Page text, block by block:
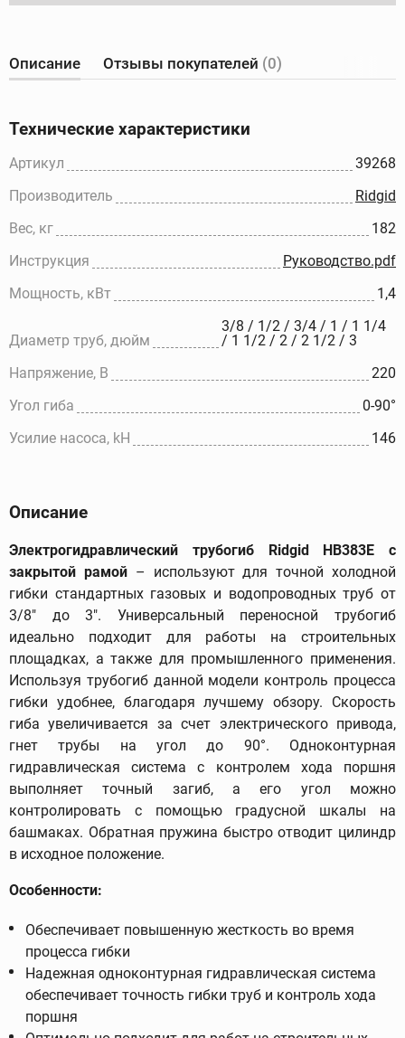
Описание Отзывы покупателей (0)
Технические характеристики
Артикул
39268
Производитель
Ridgid
Вес, кг
182
Инструкция
Руководство.pdf
Мощность, кВт
1,4
Диаметр труб, дюйм
3/8 / 1/2 / 3/4 / 1 / 1 1/4
/ 1 1/2 / 2 / 2 1/2 / 3
Напряжение, В
220
Угол гиба
0-90°
Усилие насоса, kH
146
Описание
Электрогидравлический трубогиб Ridgid HB383E с
закрытой рамой– используют для точной холодной
гибки стандартных газовых и водопроводных труб от
3/8" до 3". Универсальный переносной трубогиб
идеально подходит для работы на строительных
площадках, а также для промышленного применения.
Используя трубогиб данной модели контроль процесса
гибки удобнее, благодаря лучшему обзору. Скорость
гиба увеличивается за счет электрического привода,
гнет трубы на угол до 90°. Одноконтурная
гидравлическая система с контролем хода поршня
выполняет точный загиб, а его угол можно
контролировать с помощью градусной шкалы на
башмаках. Обратная пружина быстро отводит цилиндр
в исходное положение.
Особенности:
Обеспечивает повышенную жесткость во время
процесса гибки
Надежная одноконтурная гидравлическая система
обеспечивает точность гибки труб и контроль хода
поршня